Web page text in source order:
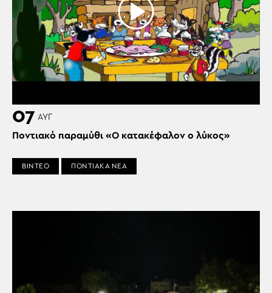
07 ΑΥΓ
Ποντιακό παραμύθι «Ο κατακέφαλον ο λύκος»
ΒΙΝΤΕΟ ΠΟΝΤΙΑΚΑ ΝΕΑ